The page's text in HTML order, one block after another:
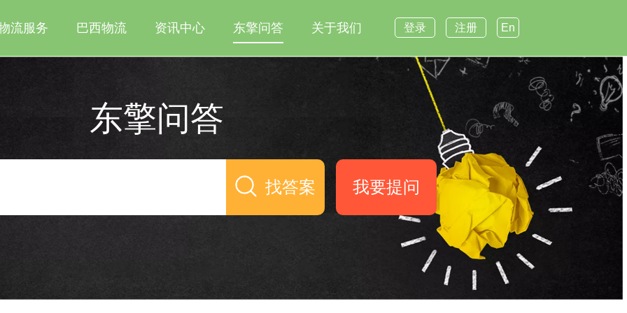
流服务 巴西物流 资讯中心 东擎问答 关于我们 登录 注册 En
东擎问答
找答案 我要提问